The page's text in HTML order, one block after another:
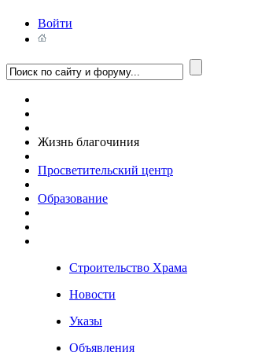
Войти
Жизнь благочиния
Просветительский центр
Образование
Строительство Храма
Новости
Указы
Объявления